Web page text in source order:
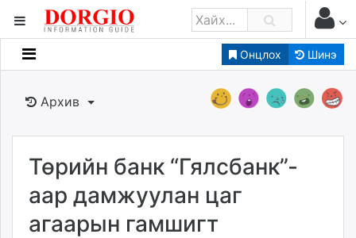
Онцлох Шинэ
Мэдээллийн
Банк санхүү
Бизнес ААН
Төрийн
Нийслэлийн
dorgio.mn
Архив
Төрийн банк “Гялсбанк”-
аар дамжуулан цаг
агаарын гамшигт